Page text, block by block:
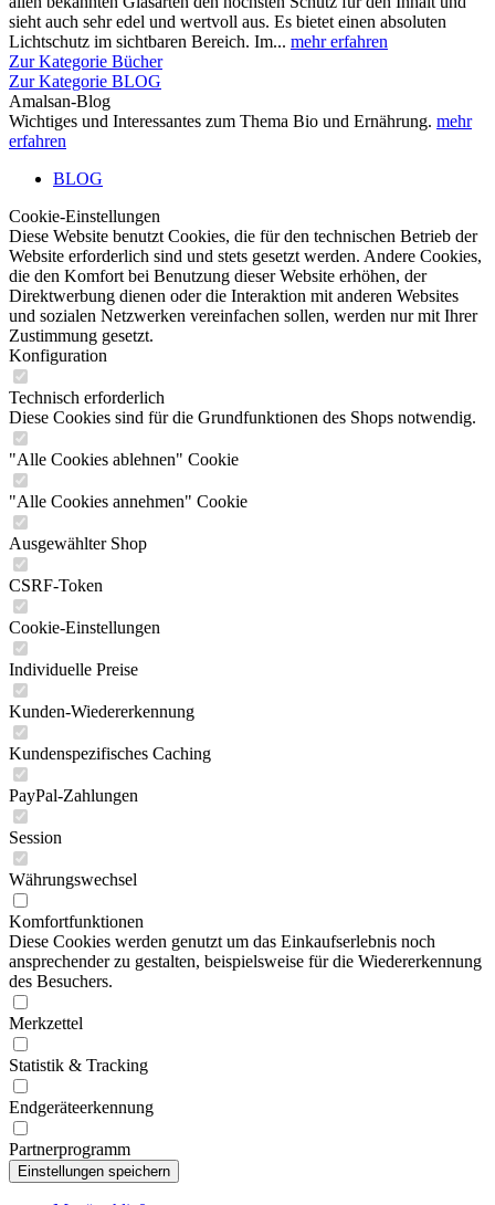
sieht auch sehr edel und wertvoll aus. Es bietet einen absoluten
Lichtschutz im sichtbaren Bereich. Im... mehr erfahren
Zur Kategorie Bücher
Zur Kategorie BLOG
Amalsan-Blog
Wichtiges und Interessantes zum Thema Bio und Ernährung. mehr
erfahren
BLOG
Cookie-Einstellungen
Diese Website benutzt Cookies, die für den technischen Betrieb der
Website erforderlich sind und stets gesetzt werden. Andere Cookies,
die den Komfort bei Benutzung dieser Website erhöhen, der
Direktwerbung dienen oder die Interaktion mit anderen Websites
und sozialen Netzwerken vereinfachen sollen, werden nur mit Ihrer
Zustimmung gesetzt.
Konfiguration
Technisch erforderlich
Diese Cookies sind für die Grundfunktionen des Shops notwendig.
"Alle Cookies ablehnen" Cookie
"Alle Cookies annehmen" Cookie
Ausgewählter Shop
CSRF-Token
Cookie-Einstellungen
Individuelle Preise
Kunden-Wiedererkennung
Kundenspezifisches Caching
PayPal-Zahlungen
Session
Währungswechsel
Komfortfunktionen
Diese Cookies werden genutzt um das Einkaufserlebnis noch
ansprechender zu gestalten, beispielsweise für die Wiedererkennung
des Besuchers.
Merkzettel
Statistik & Tracking
Endgeräteerkennung
Partnerprogramm